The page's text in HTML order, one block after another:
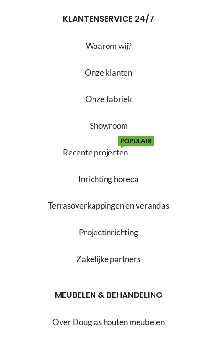
KLANTENSERVICE 24/7
Waarom wij?
Onze klanten
Onze fabriek
Showroom
Recente projecten
POPULAIR
Inrichting horeca
Terrasoverkappingen en verandas
Projectinrichting
Zakelijke partners
MEUBELEN & BEHANDELING
Over Douglas houten meubelen